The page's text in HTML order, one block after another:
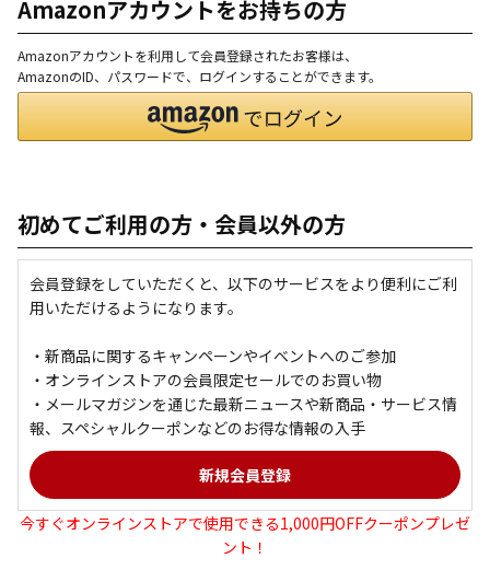
Amazonアカウントをお持ちの方
Amazonアカウントを利用して会員登録されたお客様は、
AmazonのID、パスワードで、ログインすることができます。
初めてご利用の方・会員以外の方
会員登録をしていただくと、以下のサービスをより便利にご利
用いただけるようになります。
・新商品に関するキャンペーンやイベントへのご参加
・オンラインストアの会員限定セールでのお買い物
・メールマガジンを通じた最新ニュースや新商品・サービス情
報、スペシャルクーポンなどのお得な情報の入手
今すぐオンラインストアで使用できる1,000円OFFクーポンプレゼ
ント！